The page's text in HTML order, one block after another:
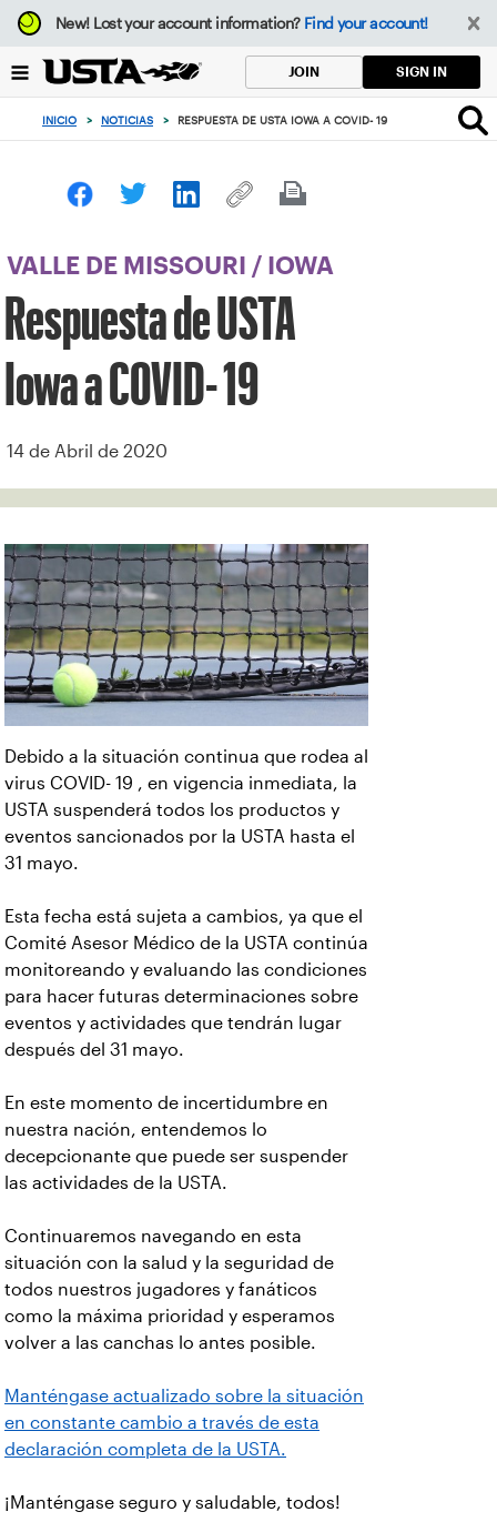
Enfoque
desde
botón
volver
principio
New!Lost your account information? Find your account!
JOIN SIGN IN
INICIO > NOTICIAS > RESPUESTA DE USTA IOWA A COVID- 19
VALLE DE MISSOURI / IOWA
Respuesta de USTA
Iowa a COVID- 19
14 de Abril de 2020
Debido a la situación continua que rodea al
virus COVID- 19 , en vigencia inmediata, la
USTA suspenderá todos los productos y
eventos sancionados por la USTA hasta el
31 mayo.
Esta fecha está sujeta a cambios, ya que el
Comité Asesor Médico de la USTA continúa
monitoreando y evaluando las condiciones
para hacer futuras determinaciones sobre
eventos y actividades que tendrán lugar
después del 31 mayo.
En este momento de incertidumbre en
nuestra nación, entendemos lo
decepcionante que puede ser suspender
las actividades de la USTA.
Continuaremos navegando en esta
situación con la salud y la seguridad de
todos nuestros jugadores y fanáticos
como la máxima prioridad y esperamos
volver a las canchas lo antes posible.
Manténgase actualizado sobre la situación
en constante cambio a través de esta
declaración completa de la USTA.
¡Manténgase seguro y saludable, todos!